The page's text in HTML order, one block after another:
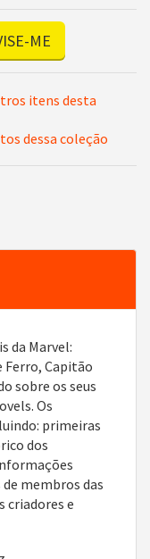
ME
itens desta
dessa coleção
da Marvel:
Ferro, Capitão
sobre os seus
Os
primeiras
dos
membros das
criadores e